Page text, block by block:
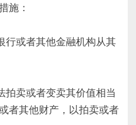
施：
或者其他金融机构从其
卖或者变卖其价值相当
者其他财产，以拍卖或者